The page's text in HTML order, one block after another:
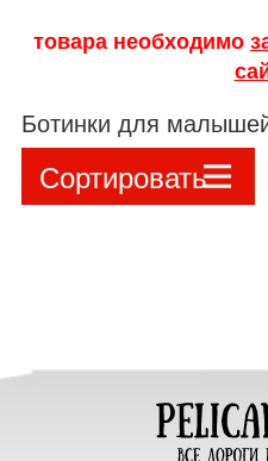
товара необходимо
Ботинки для
Сортировать